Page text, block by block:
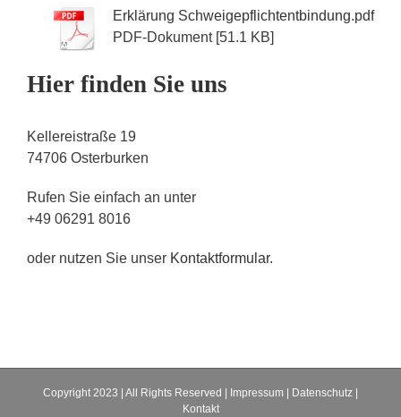
Erklärung Schweigepflichtentbindung.pdf
PDF-Dokument [51.1 KB]
Hier finden Sie uns
Kellereistraße 19
74706 Osterburken
Rufen Sie einfach an unter
+49 06291 8016
oder nutzen Sie unser Kontaktformular.
Copyright 2023 | All Rights Reserved | Impressum | Datenschutz |
Kontakt